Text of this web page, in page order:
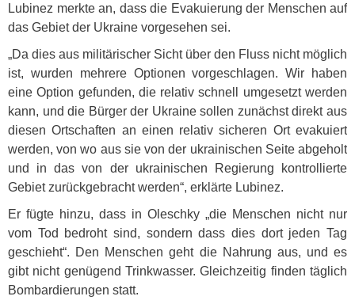
Lubinez merkte an, dass die Evakuierung der Menschen auf
das Gebiet der Ukraine vorgesehen sei.
„Da dies aus militärischer Sicht über den Fluss nicht möglich
ist, wurden mehrere Optionen vorgeschlagen. Wir haben
eine Option gefunden, die relativ schnell umgesetzt werden
kann, und die Bürger der Ukraine sollen zunächst direkt aus
diesen Ortschaften an einen relativ sicheren Ort evakuiert
werden, von wo aus sie von der ukrainischen Seite abgeholt
und in das von der ukrainischen Regierung kontrollierte
Gebiet zurückgebracht werden“, erklärte Lubinez.
Er fügte hinzu, dass in Oleschky „die Menschen nicht nur
vom Tod bedroht sind, sondern dass dies dort jeden Tag
geschieht“. Den Menschen geht die Nahrung aus, und es
gibt nicht genügend Trinkwasser. Gleichzeitig finden täglich
Bombardierungen statt.